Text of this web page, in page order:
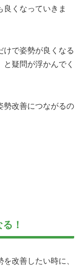
良くなっていきま
で姿勢が良くなる
疑問が浮かんでく
改善につながるの
！
改善したい時に、